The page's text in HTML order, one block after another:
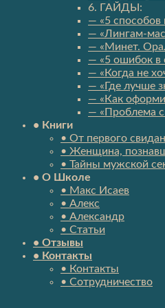
6. ГАЙДЫ:
— «5 способов
— «Лингам-
— «Минет.
— «5 ошибок в
— «Когда не
— «Где лучше
— «Как
— «Проблема с
• Книги
• От первого
• Женщина,
• Тайны мужской
• О Школе
• Макс Исаев
• Алекс
• Александр
• Статьи
• Отзывы
• Контакты
• Контакты
• Сотрудничество